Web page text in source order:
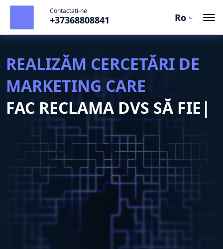
Contactați-ne
+37368808841
Ro
Ru
En
REALIZĂM CERCETĂRI DE
MARKETING CARE
FAC RECLAMA DVS SĂ FIE
EFICIENTĂ